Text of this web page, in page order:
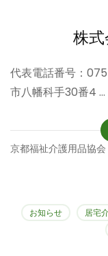
株
代表電話番号：
市八幡科手30番4 …
京都福祉介護用品協会
お知らせ 居宅